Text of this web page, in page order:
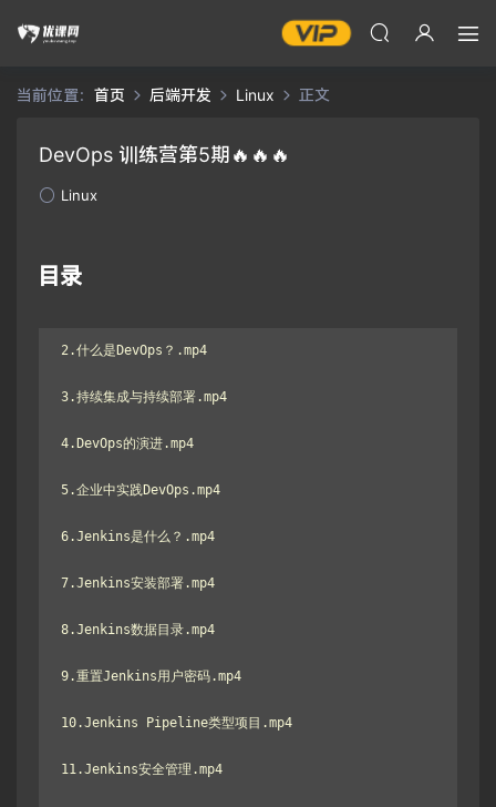
当前位置： 首页 后端开发 Linux 正文
DevOps 训练营第5期🔥🔥🔥
Linux
目录
2.什么是DevOps？.mp4
3.持续集成与持续部署.mp4
4.DevOps的演进.mp4
5.企业中实践DevOps.mp4
6.Jenkins是什么？.mp4
7.Jenkins安装部署.mp4
8.Jenkins数据目录.mp4
9.重置Jenkins用户密码.mp4
10.Jenkins Pipeline类型项目.mp4
11.Jenkins安全管理.mp4